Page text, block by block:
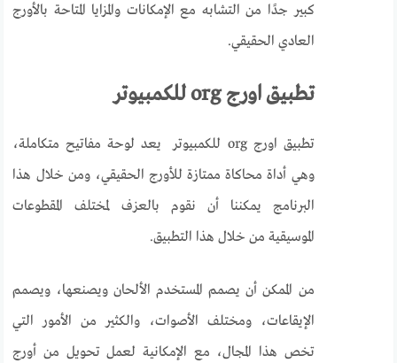
كبير جدًا من التشابه مع الإمكانات والمزايا المتاحة بالأورج
العادي الحقيقي.
تطبيق اورج org للكمبيوتر
تطبيق اورج org للكمبيوتر يعد لوحة مفاتيح متكاملة،
وهي أداة محاكاة ممتازة للأورج الحقيقي، ومن خلال هذا
البرنامج يمكننا أن نقوم بالعزف لمختلف المقطوعات
الموسيقية من خلال هذا التطبيق.
من الممكن أن يصمم المستخدم الألحان ويصنعها، ويصمم
الإيقاعات، ومختلف الأصوات، والكثير من الأمور التي
تخص هذا المجال، مع الإمكانية لعمل تحويل من أورج